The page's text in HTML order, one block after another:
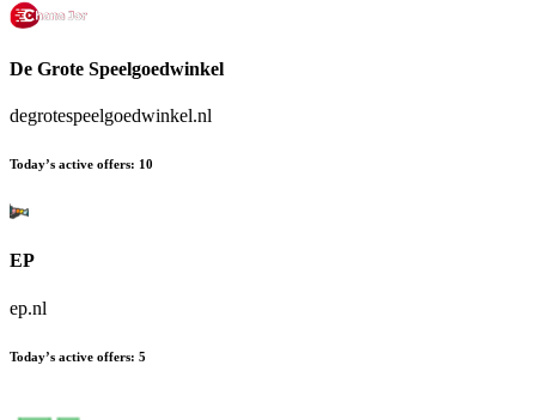
De Grote Speelgoedwinkel
degrotespeelgoedwinkel.nl
Today’s active offers: 10
EP
ep.nl
Today’s active offers: 5